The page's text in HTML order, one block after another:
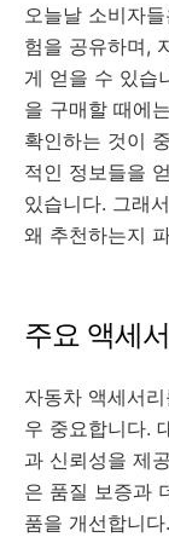
오늘날 소비자
험을 공유하며,
게 얻을 수 있습
을 구매할 때에
확인하는 것이
적인 정보들을
있습니다. 그래
왜 추천하는지
주요 액세
자동차 액세서
우 중요합니다.
과 신뢰성을 제
은 품질 보증과
품을 개선합니